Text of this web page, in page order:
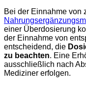
Bei der Einnahme von
einer Überdosierung
der Einnahme von
entscheidend, die
zu beachten. Eine
ausschließlich nach
Mediziner erfolgen.